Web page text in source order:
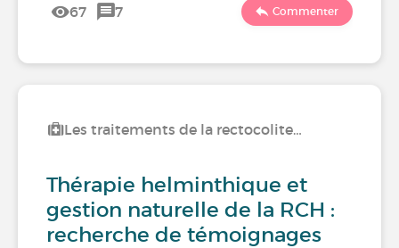
67 7 Commenter
Les traitements de la rectocolite…
Thérapie helminthique et
gestion naturelle de la RCH :
recherche de témoignages